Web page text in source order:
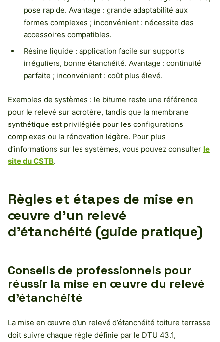
pose rapide. Avantage : grande adaptabilité aux
formes complexes ; inconvénient : nécessite des
accessoires compatibles.
Résine liquide : application facile sur supports
irréguliers, bonne étanchéité. Avantage : continuité
parfaite ; inconvénient : coût plus élevé.
Exemples de systèmes : le bitume reste une référence
pour le relevé sur acrotère, tandis que la membrane
synthétique est privilégiée pour les configurations
complexes ou la rénovation légère. Pour plus
d’informations sur les systèmes, vous pouvez consulter le
site du CSTB.
Règles et étapes de mise en
œuvre d’un relevé
d’étanchéité (guide pratique)
Conseils de professionnels pour
réussir la mise en œuvre du relevé
d’étanchéité
La mise en œuvre d’un relevé d’étanchéité toiture terrasse
doit suivre chaque règle définie par le DTU 43.1,